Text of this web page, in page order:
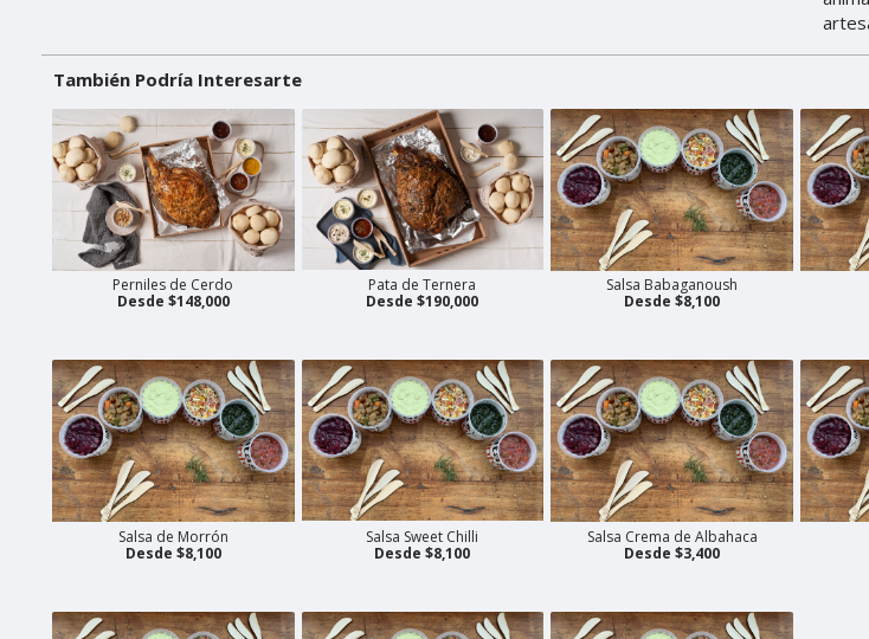
También Podría Interesarte
Perniles de Cerdo
Desde $148,000
Pata de Ternera
Desde $190,000
Salsa Babaganoush
Desde $8,100
Salsa de Morrón
Desde $8,100
Salsa Sweet Chilli
Desde $8,100
Salsa Crema de Albahaca
Desde $3,400